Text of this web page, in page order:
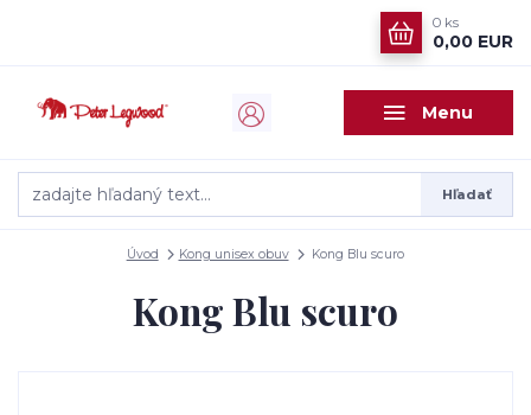
Menu
Hľadať
0 ks
0,00 EUR
Úvod Kong unisex obuv Kong Blu scuro
Kong Blu scuro